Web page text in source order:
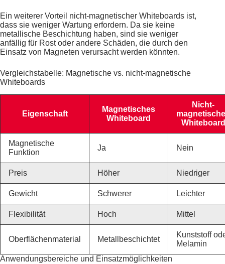
Ein weiterer Vorteil nicht-magnetischer Whiteboards ist,
dass sie weniger Wartung erfordern. Da sie keine
metallische Beschichtung haben, sind sie weniger
anfällig für Rost oder andere Schäden, die durch den
Einsatz von Magneten verursacht werden könnten.
Vergleichstabelle: Magnetische vs. nicht-magnetische
Whiteboards
Eigenschaft
Magnetisches
Whiteboard
Nicht-
Whiteboard
Magnetische
Funktion
Ja Nein
Preis Höher Niedriger
Gewicht Schwerer Leichter
Flexibilität Hoch Mittel
Oberflächenmaterial Metallbeschichtet
Kunststoff
Melamin
Anwendungsbereiche und Einsatzmöglichkeiten